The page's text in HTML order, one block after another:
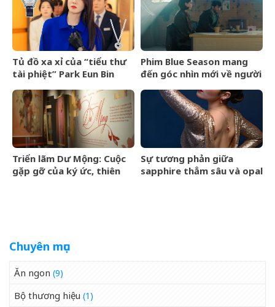
Tủ đồ xa xỉ của “tiểu thư
tài phiệt” Park Eun Bin
xỉ đến mức nào?
Phim Blue Season mang
đến góc nhìn mới về người
quốc tế
Triển lãm Dư Mộng: Cuộc
gặp gỡ của ký ức, thiên
Sự tương phản giữa
sapphire thẳm sâu và opal
Chuyên mục
Ăn ngon (9)
Bộ thương hiệu (1)